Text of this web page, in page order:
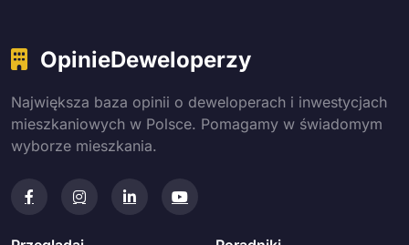
OpinieDeweloperzy
Największa baza opinii o deweloperach i inwestycjach
mieszkaniowych w Polsce. Pomagamy w świadomym
wyborze mieszkania.